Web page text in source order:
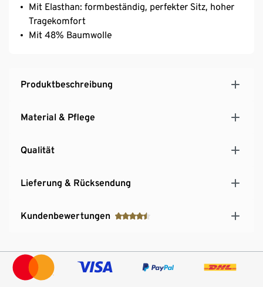
Mit Elasthan: formbeständig, perfekter Sitz, hoher
Tragekomfort
Mit 48% Baumwolle
Produktbeschreibung
Material & Pflege
Qualität
Lieferung & Rücksendung
Kundenbewertungen